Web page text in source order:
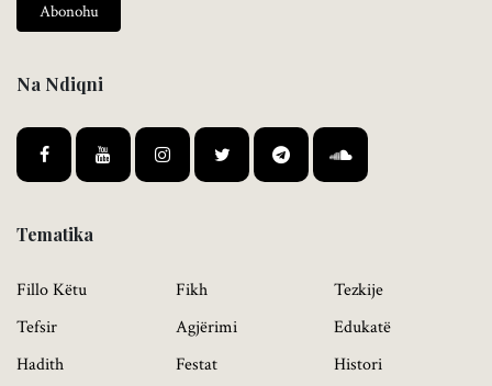
Abonohu
Na Ndiqni
Tematika
Fillo Këtu
Tefsir
Hadith
Fikh
Agjërimi
Festat
Tezkije
Edukatë
Histori